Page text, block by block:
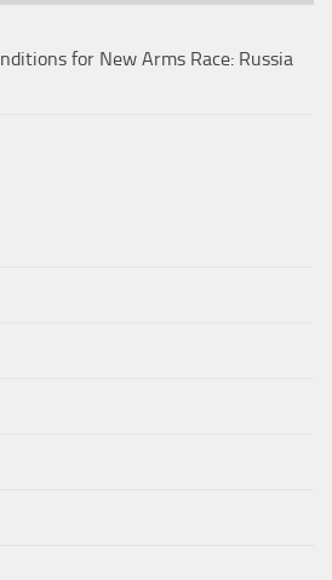
for New Arms Race: Russia